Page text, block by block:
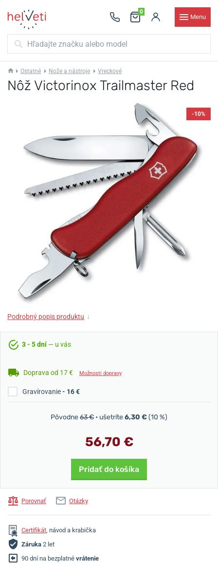
0
Menu
Ostatné Nože a nástroje Vreckové
Nôž Victorinox Trailmaster Red
-10%
Podrobný popis produktu ↓
3 - 5 dní— u vás
Doprava od 17 € Možnosti dopravy
Gravírovanie- 16 €
Pôvodne63 € • ušetríte6,30 €(10 %)
56,70 €
Pridať do košíka
Porovnať Otázky
Certifikát, návod a krabička
Záruka 2 let
90 dní na bezplatné vrátenie